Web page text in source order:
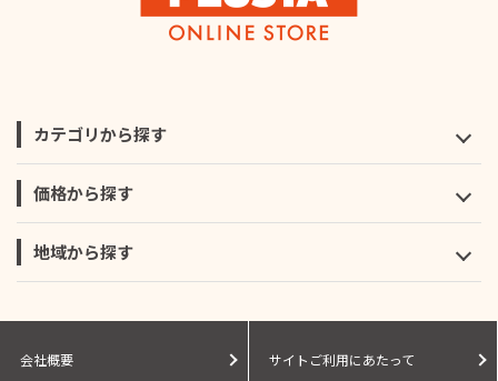
カテゴリから探す
価格から探す
地域から探す
会社概要 サイトご利用にあたって